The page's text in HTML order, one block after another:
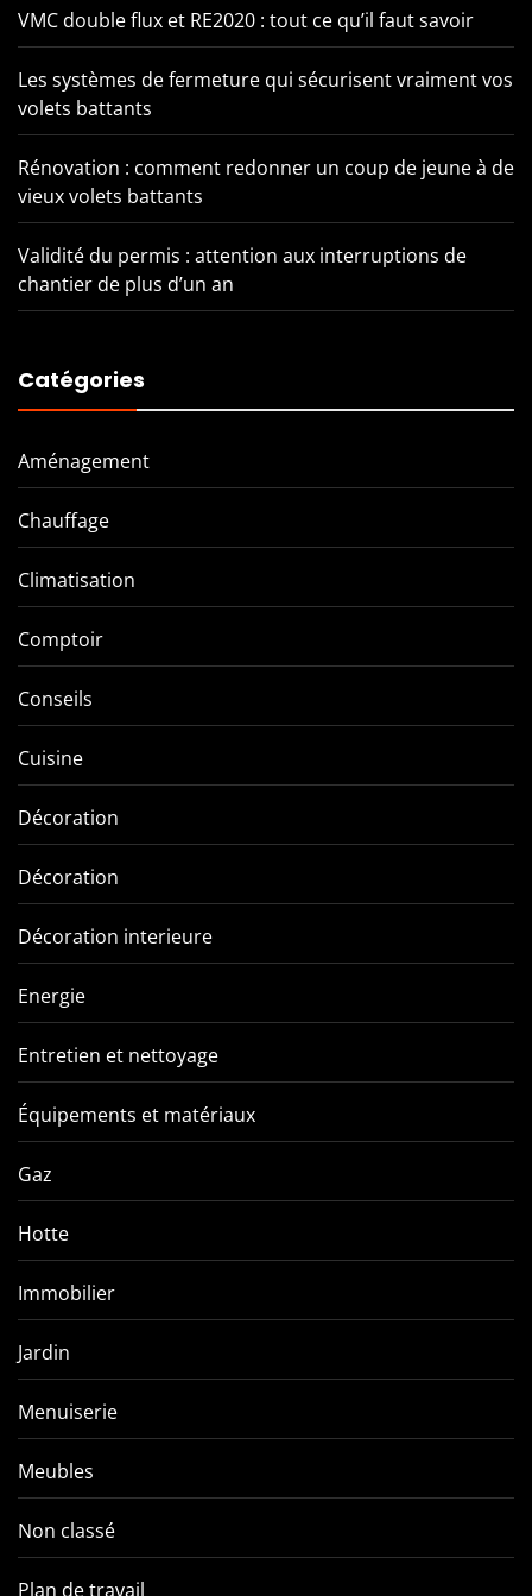
VMC double flux et RE2020 : tout ce qu’il faut savoir
Les systèmes de fermeture qui sécurisent vraiment vos
volets battants
Rénovation : comment redonner un coup de jeune à de
vieux volets battants
Validité du permis : attention aux interruptions de
chantier de plus d’un an
Catégories
Aménagement
Chauffage
Climatisation
Comptoir
Conseils
Cuisine
Décoration
Décoration
Décoration interieure
Energie
Entretien et nettoyage
Équipements et matériaux
Gaz
Hotte
Immobilier
Jardin
Menuiserie
Meubles
Non classé
Plan de travail